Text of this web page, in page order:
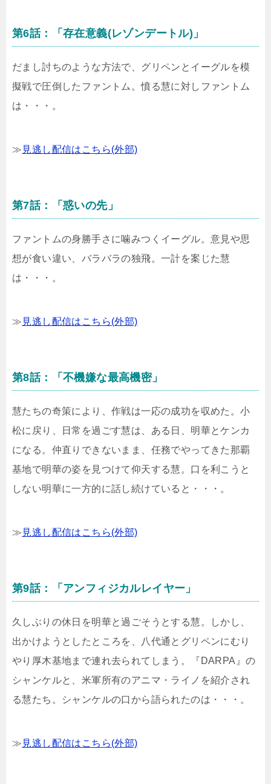
第6話：「存在意義(レゾンデートル)」
だまし討ちのような方法で、グリペンとイーグルを模
擬戦で圧倒したファントム。憤る慧に対しファントム
は・・・。
≫ 見逃し配信はこちら(外部)
第7話：「惑いの先」
ファントムの身勝手さに噛みつくイーグル。意見や思
想が食い違い、バラバラの独飛。一計を案じた慧
は・・・。
≫ 見逃し配信はこちら(外部)
第8話：「不機嫌な最高機密」
慧たちの奇策により、作戦は一応の成功を収めた。小
松に戻り、日常を過ごす慧は、ある日、明華とケンカ
になる。仲直りできないまま、任務でやってきた那覇
基地で明華の姿を見つけて仰天する慧。口を利こうと
しない明華に一方的に話し続けていると・・・。
≫ 見逃し配信はこちら(外部)
第9話：「アンフィジカルレイヤー」
久しぶりの休日を明華と過ごそうとする慧。しかし、
出かけようとしたところを、八代通とグリペンにむり
やり厚木基地まで連れ去られてしまう。『DARPA』の
シャンケルと、米軍所有のアニマ・ライノを紹介され
る慧たち。シャンケルの口から語られたのは・・・。
≫ 見逃し配信はこちら(外部)